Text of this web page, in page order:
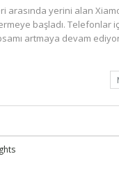
yerini alan
başladı. Telefonlar
artmaya devam